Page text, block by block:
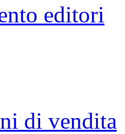
editori
di vendita